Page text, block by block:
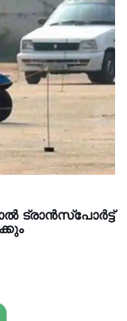
ട്രാൻസ്‌പോർട്ട്